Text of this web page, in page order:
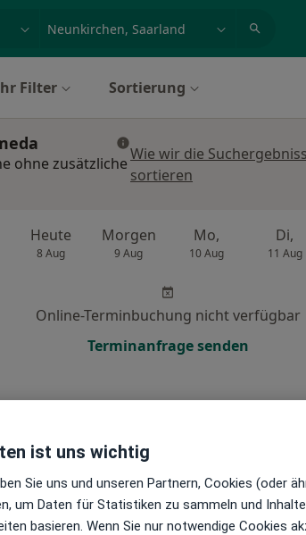
Filter Sortierung
ohne zusätzlicheWie wir die
sortieren
Heute
8 Aug
Morgen
9 Aug
Mo,
10 Aug
Di,
11 Aug
Online-Terminbuchung nicht verfügbar
Terminanfrage senden
8 Aug
Morgen
9 Aug 10 Aug 11 Aug
ist uns wichtig
Sie uns und unseren Partnern, Cookies (oder
um Daten für Statistiken zu sammeln und
basieren. Wenn Sie nur notwendige Cookies